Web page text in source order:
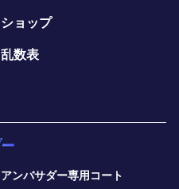
ショップ
乱数表
アンバサダー専用コート